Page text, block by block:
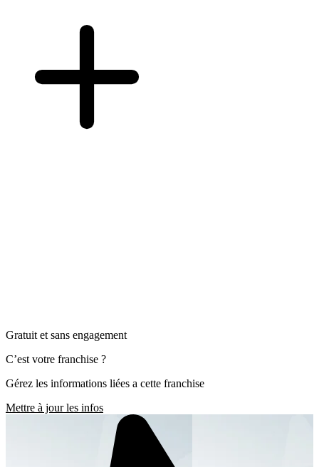
Gratuit et sans engagement
C’est votre franchise ?
Gérez les informations liées a cette franchise
Mettre à jour les infos